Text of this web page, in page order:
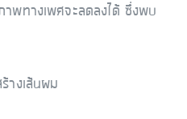
พทางเพศจะลดลงได้ ซึ่งพบ
างเส้นผม